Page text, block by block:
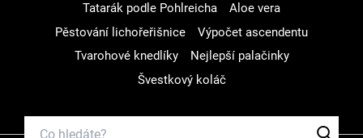
Tatarák podle Pohlreicha
Aloe vera
Pěstování lichořeřišnice
Výpočet ascendentu
Tvarohové knedlíky
Nejlepší palačinky
Švestkový koláč